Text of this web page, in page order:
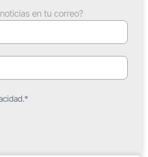
en tu correo?